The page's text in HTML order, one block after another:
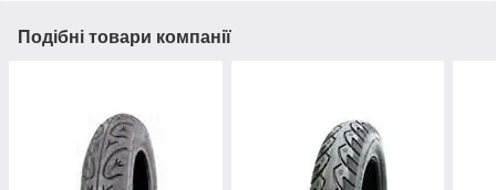
Подібні товари компанії